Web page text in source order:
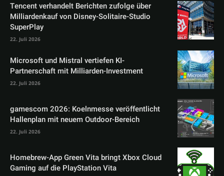
Tencent verhandelt Berichten zufolge über
Milliardenkauf von Disney-Solitaire-Studio
SuperPlay
22. Juli 2026
Microsoft und Mistral vertiefen KI-
Partnerschaft mit Milliarden-Investment
22. Juli 2026
gamescom 2026: Koelnmesse veröffentlicht
Hallenplan mit neuem Outdoor-Bereich
22. Juli 2026
Homebrew-App Green Vita bringt Xbox Cloud
Gaming auf die PlayStation Vita